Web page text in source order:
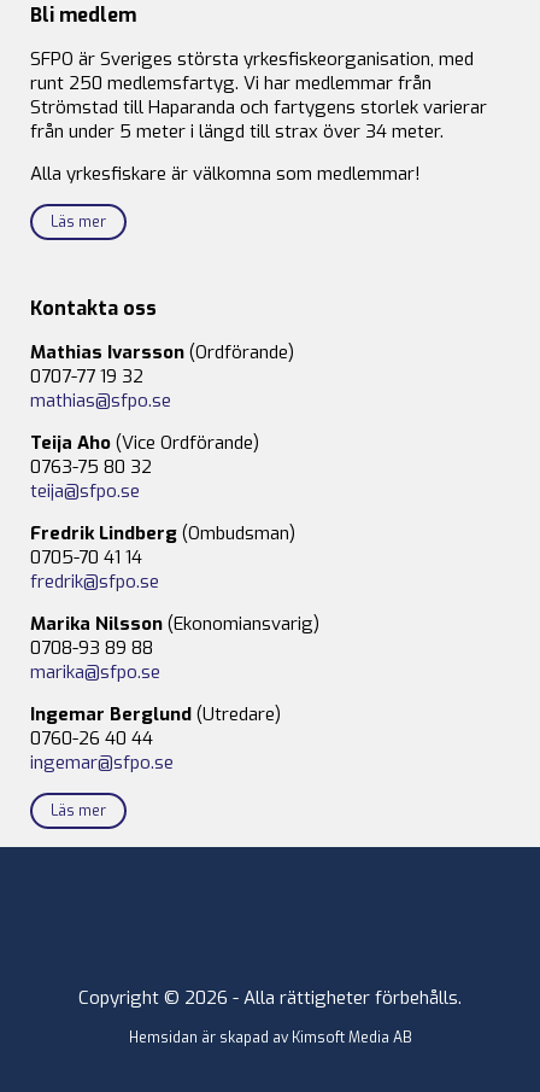
Bli medlem
SFPO är Sveriges största yrkesfiskeorganisation, med
runt 250 medlemsfartyg. Vi har medlemmar från
Strömstad till Haparanda och fartygens storlek varierar
från under 5 meter i längd till strax över 34 meter.
Alla yrkesfiskare är välkomna som medlemmar!
Läs mer
Kontakta oss
Mathias Ivarsson (Ordförande)
0707-77 19 32
mathias@sfpo.se
Teija Aho (Vice Ordförande)
0763-75 80 32
teija@sfpo.se
Fredrik Lindberg (Ombudsman)
0705-70 41 14
fredrik@sfpo.se
Marika Nilsson (Ekonomiansvarig)
0708-93 89 88
marika@sfpo.se
Ingemar Berglund (Utredare)
0760-26 40 44
ingemar@sfpo.se
Läs mer
Copyright © 2026 - Alla rättigheter förbehålls.
Hemsidan är skapad av Kimsoft Media AB